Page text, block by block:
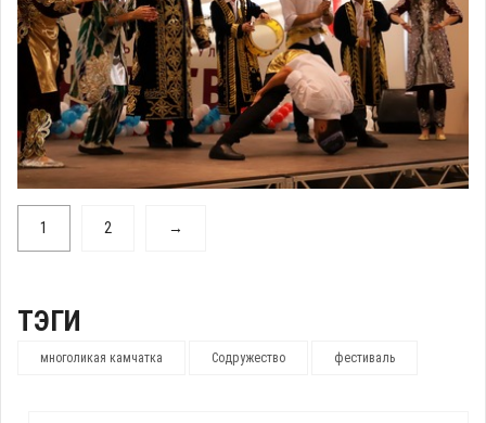
1 2 →
ТЭГИ
многоликая камчатка Содружество фестиваль